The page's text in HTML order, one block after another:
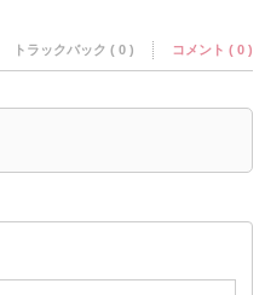
トラックバック ( 0 ) コメント ( 0 )